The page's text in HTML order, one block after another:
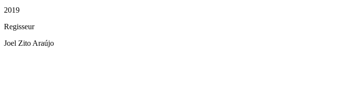
2019
Regisseur
Joel Zito Araújo